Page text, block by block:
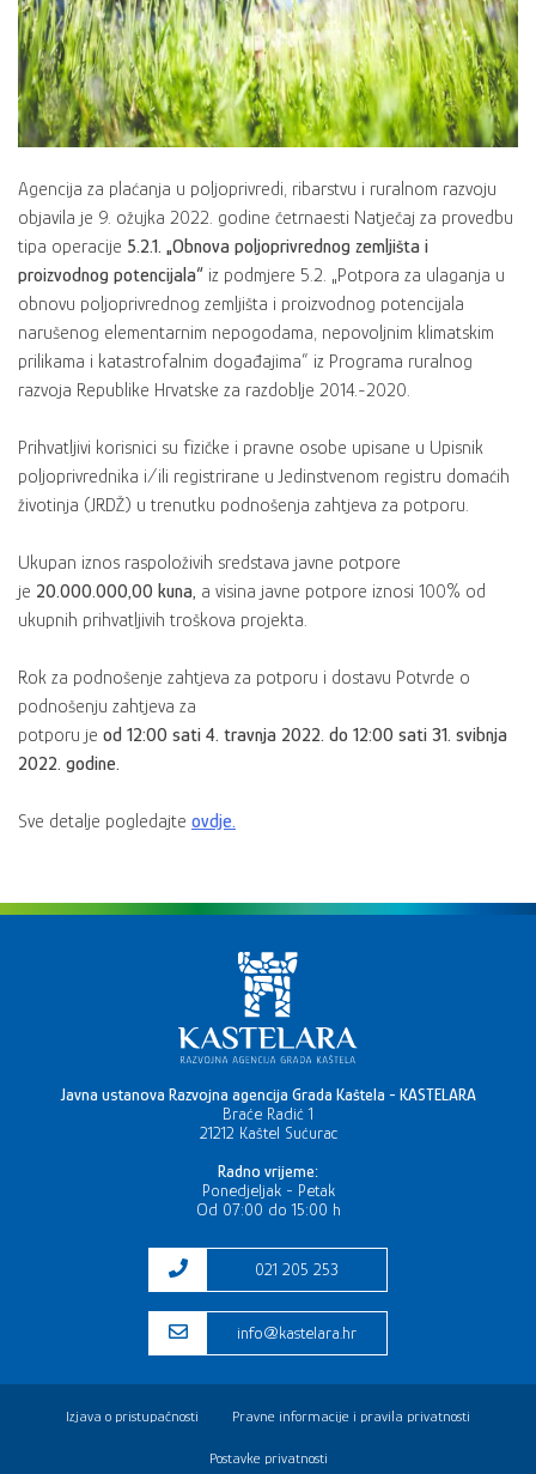
Agencija za plaćanja u poljoprivredi, ribarstvu i ruralnom razvoju
objavila je 9. ožujka 2022. godine četrnaesti Natječaj za provedbu
tipa operacije 5.2.1. „Obnova poljoprivrednog zemljišta i
proizvodnog potencijala“ iz podmjere 5.2. „Potpora za ulaganja u
obnovu poljoprivrednog zemljišta i proizvodnog potencijala
narušenog elementarnim nepogodama, nepovoljnim klimatskim
prilikama i katastrofalnim događajima“ iz Programa ruralnog
razvoja Republike Hrvatske za razdoblje 2014.-2020.
Prihvatljivi korisnici su fizičke i pravne osobe upisane u Upisnik
poljoprivrednika i/ili registrirane u Jedinstvenom registru domaćih
životinja (JRDŽ) u trenutku podnošenja zahtjeva za potporu.
Ukupan iznos raspoloživih sredstava javne potpore
je 20.000.000,00 kuna, a visina javne potpore iznosi 100% od
ukupnih prihvatljivih troškova projekta.
Rok za podnošenje zahtjeva za potporu i dostavu Potvrde o
podnošenju zahtjeva za
potporu je od 12:00 sati 4. travnja 2022. do 12:00 sati 31. svibnja
2022. godine.
Sve detalje pogledajte ovdje.
Javna ustanova Razvojna agencija Grada Kaštela - KASTELARA
Braće Radić 1
21212 Kaštel Sućurac
Radno vrijeme:
Ponedjeljak - Petak
Od 07:00 do 15:00 h
021 205 253
info@kastelara.hr
Izjava o pristupačnosti Pravne informacije i pravila privatnosti
Postavke privatnosti